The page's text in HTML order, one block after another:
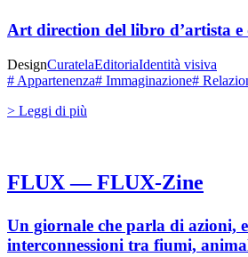
Art direction del libro d’artista e
DesignCuratelaEditoriaIdentità visiva
# Appartenenza# Immaginazione#
> Leggi di più
FLUX — FLUX-Zine
Un giornale che parla di azioni,
interconnessioni tra fiumi,